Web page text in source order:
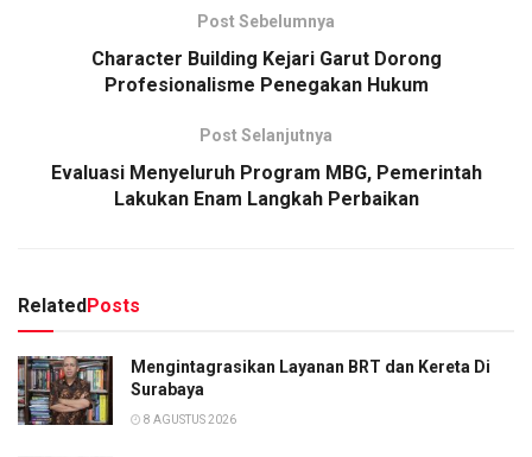
Post Sebelumnya
Character Building Kejari Garut Dorong
Profesionalisme Penegakan Hukum
Post Selanjutnya
Evaluasi Menyeluruh Program MBG, Pemerintah
Lakukan Enam Langkah Perbaikan
Related Posts
Mengintagrasikan Layanan BRT dan Kereta Di
Surabaya
8 AGUSTUS 2026